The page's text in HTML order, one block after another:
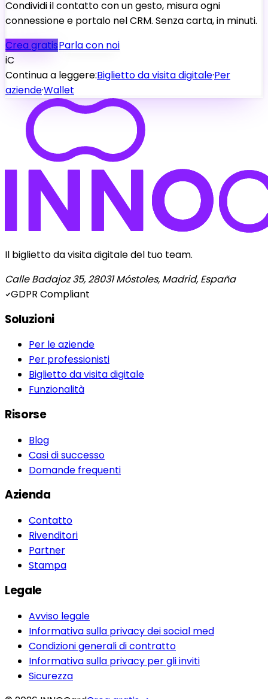
Condividi il contatto con un gesto, misura ogni
connessione e portalo nel CRM. Senza carta, in minuti.
Crea gratisParla con noi
iC
Continua a leggere:Biglietto da visita digitale·Per
aziende·Wallet
Il biglietto da visita digitale del tuo team.
Calle Badajoz 35, 28031 Móstoles, Madrid, España
GDPR Compliant
Soluzioni
Per le aziende
Per professionisti
Biglietto da visita digitale
Funzionalità
Risorse
Blog
Casi di successo
Domande frequenti
Azienda
Contatto
Rivenditori
Partner
Stampa
Legale
Avviso legale
Informativa sulla privacy dei social med
Condizioni generali di contratto
Informativa sulla privacy per gli inviti
Sicurezza